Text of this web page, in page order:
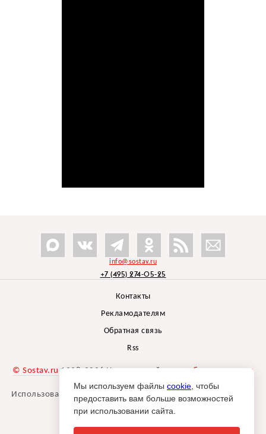
info@sostav.ru
+7 (495) 274-05-25
Контакты
Рекламодателям
Обратная связь
Rss
© Sostav.ru 1998-2026 Независимый проектбрендингового
агентства Depot
Использование материалов Sostav.ru допустимо только при
указании источника.
Мы используем файлы cookie , чтобы
предоставить вам больше возможностей
при использовании сайта.